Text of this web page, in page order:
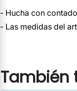
- Hucha con
- Las medidas del
También